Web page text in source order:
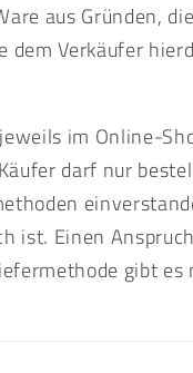
aus Gründen,
Verkäufer
im Online-
darf nur
ist. Einen
gibt es